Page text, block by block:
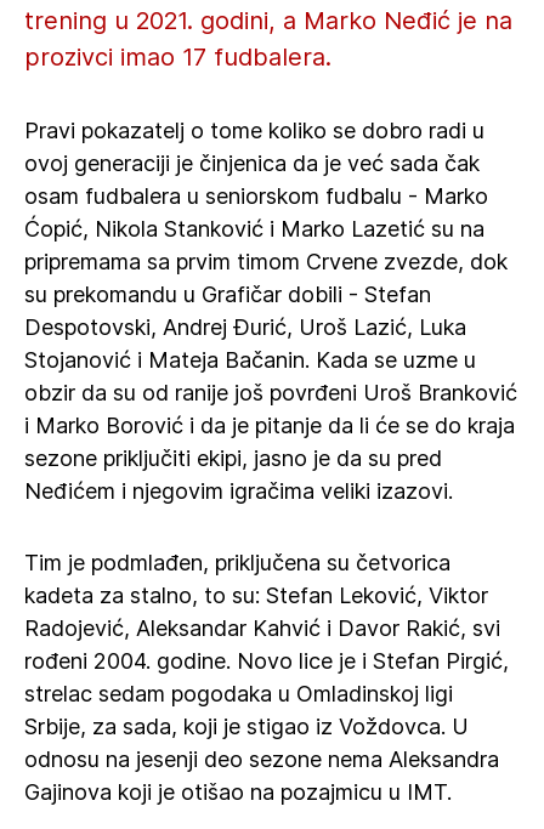
trening u 2021. godini, a Marko Neđić je na
prozivci imao 17 fudbalera.
Pravi pokazatelj o tome koliko se dobro radi u
ovoj generaciji je činjenica da je već sada čak
osam fudbalera u seniorskom fudbalu - Marko
Ćopić, Nikola Stanković i Marko Lazetić su na
pripremama sa prvim timom Crvene zvezde, dok
su prekomandu u Grafičar dobili - Stefan
Despotovski, Andrej Đurić, Uroš Lazić, Luka
Stojanović i Mateja Bačanin. Kada se uzme u
obzir da su od ranije još povrđeni Uroš Branković
i Marko Borović i da je pitanje da li će se do kraja
sezone priključiti ekipi, jasno je da su pred
Neđićem i njegovim igračima veliki izazovi.
Tim je podmlađen, priključena su četvorica
kadeta za stalno, to su: Stefan Leković, Viktor
Radojević, Aleksandar Kahvić i Davor Rakić, svi
rođeni 2004. godine. Novo lice je i Stefan Pirgić,
strelac sedam pogodaka u Omladinskoj ligi
Srbije, za sada, koji je stigao iz Voždovca. U
odnosu na jesenji deo sezone nema Aleksandra
Gajinova koji je otišao na pozajmicu u IMT.